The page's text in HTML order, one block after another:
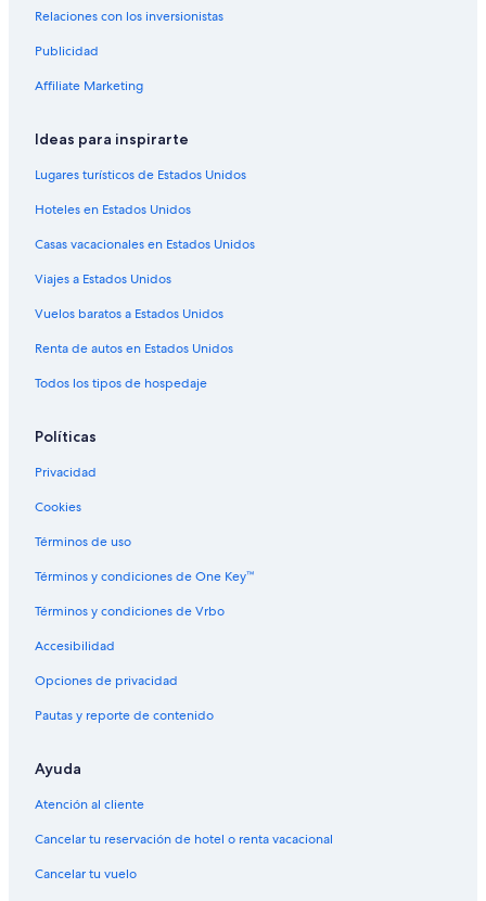
Residencias en Calgary
Hoteles románticos en Centro de la ciudad de Calgary
Hoteles en Bridgeland
Hoteles en Balzac
Casas de ciudad en Northeast Calgary
Hoteles con concierge en Northeast Calgary
Hoteles con spa en Northeast Calgary
Relaciones con los inversionistas
Publicidad
Affiliate Marketing
Ideas para inspirarte
Lugares turísticos de Estados Unidos
Hoteles en Estados Unidos
Casas vacacionales en Estados Unidos
Viajes a Estados Unidos
Vuelos baratos a Estados Unidos
Renta de autos en Estados Unidos
Todos los tipos de hospedaje
Políticas
Privacidad
Cookies
Términos de uso
Términos y condiciones de One Key™
Términos y condiciones de Vrbo
Accesibilidad
Opciones de privacidad
Pautas y reporte de contenido
Ayuda
Atención al cliente
Cancelar tu reservación de hotel o renta vacacional
Cancelar tu vuelo